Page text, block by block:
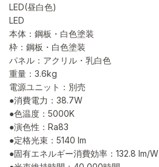
LED(昼白色)
LED
本体：鋼板・白色塗装
枠：鋼板・白色塗装
パネル：アクリル・乳白色
重量：3.6kg
電源ユニット：別売
●消費電力：38.7W
●色温度：5000K
●演色性：Ra83
●定格光束：5140 lm
●固有エネルギー消費効率：132.8 lm/W